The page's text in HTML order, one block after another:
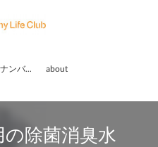
Lifeバックナンバー about
除菌消臭水